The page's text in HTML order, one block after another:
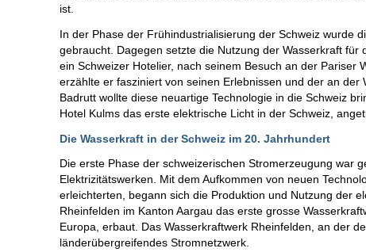
ist.
In der Phase der Frühindustrialisierung der Schweiz wurde
gebraucht. Dagegen setzte die Nutzung der Wasserkraft
ein Schweizer Hotelier, nach seinem Besuch an der Pariser
erzählte er fasziniert von seinen Erlebnissen und der an
Badrutt wollte diese neuartige Technologie in die Schweiz
Hotel Kulms das erste elektrische Licht in der Schweiz,
Die Wasserkraft in der Schweiz im 20. Jahrhundert
Die erste Phase der schweizerischen Stromerzeugung war
Elektrizitätswerken. Mit dem Aufkommen von neuen
erleichterten, begann sich die Produktion und Nutzung der
Rheinfelden im Kanton Aargau das erste grosse
Europa, erbaut. Das Wasserkraftwerk Rheinfelden, an der
länderübergreifendes Stromnetzwerk.